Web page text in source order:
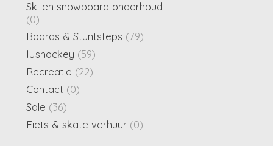
Ski en snowboard onderhoud
(0)
Boards & Stuntsteps (79)
IJshockey (59)
Recreatie (22)
Contact (0)
Sale (36)
Fiets & skate verhuur (0)